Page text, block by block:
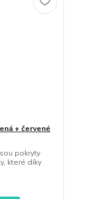
+ červené
pokryty
které díky